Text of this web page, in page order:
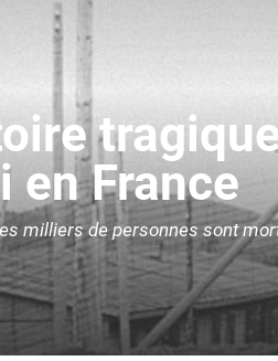
en France
milliers de personnes sont